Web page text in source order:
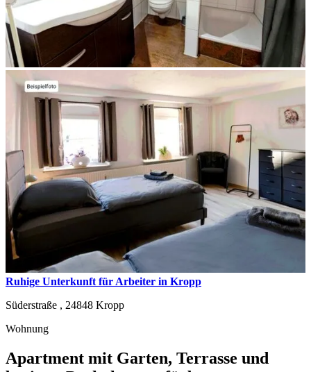
Ruhige Unterkunft für Arbeiter in Kropp
Süderstraße , 24848 Kropp
Wohnung
Apartment mit Garten, Terrasse und